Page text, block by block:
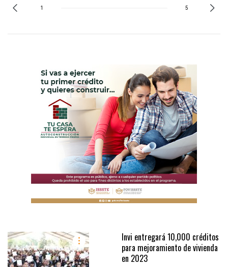
1 5
Invi entregará 10,000 créditos
para mejoramiento de vivienda
en 2023